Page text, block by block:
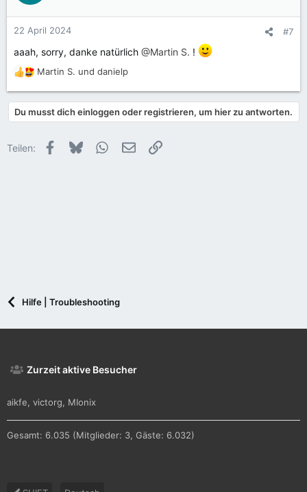
o
n
n
22 April 2024 #7
aaah, sorry, danke natürlich @Martin S. !
R
a
k
o
Martin S. und danielp
Du musst dich einloggen oder registrieren, um hier zu antworten.
Teilen: Facebook
Bluesky WhatsApp
E-MailLink
Hilfe | Troubleshooting
Zurzeit aktive Besucher
aikfe victorg MIonix
Gesamt: 6.035 (Mitglieder: 3, Gäste: 6.032)